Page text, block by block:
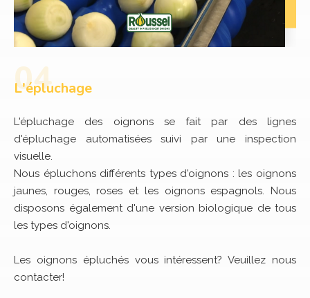
L'épluchage
L'épluchage des oignons se fait par des lignes
d'épluchage automatisées suivi par une inspection
visuelle.
Nous épluchons différents types d'oignons : les oignons
jaunes, rouges, roses et les oignons espagnols. Nous
disposons également d'une version biologique de tous
les types d'oignons.
Les oignons épluchés vous intéressent? Veuillez nous
contacter!